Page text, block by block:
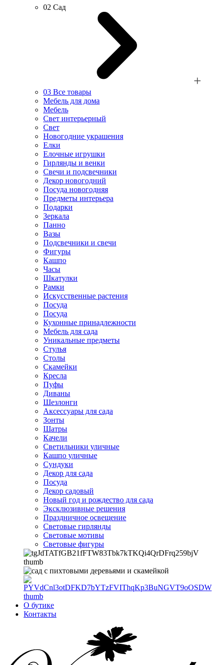
02 Сад
03 Все товары
Мебель для дома
Мебель
Свет интерьерный
Свет
Новогодние украшения
Елки
Елочные игрушки
Гирлянды и венки
Свечи и подсвечники
Декор новогодний
Посуда новогодняя
Предметы интерьера
Подарки
Зеркала
Панно
Вазы
Подсвечники и свечи
Фигуры
Кашпо
Часы
Шкатулки
Рамки
Искусственные растения
Посуда
Посуда
Кухонные принадлежности
Мебель для сада
Уникальные предметы
Стулья
Столы
Скамейки
Кресла
Пуфы
Диваны
Шезлонги
Аксессуары для сада
Зонты
Шатры
Качели
Cветильники уличные
Кашпо уличные
Сундуки
Декор для сада
Посуда
Декор садовый
Новый год и рождество для сада
Эксклюзивные решения
Праздничное освещение
Световые гирлянды
Световые мотивы
Световые фигуры
О бутике
Контакты